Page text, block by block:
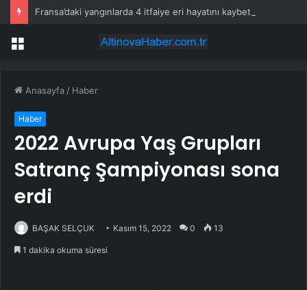
Fransa’daki yangınlarda 4 itfaiye eri hayatını kaybetti
Menü
Anasayfa / Haber
Haber
2022 Avrupa Yaş Grupları
Satranç Şampiyonası sona
erdi
BAŞAK SELÇUK Kasım 15, 2022 0 13
1 dakika okuma süresi